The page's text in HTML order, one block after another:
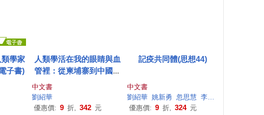
學家
子書)
人類學活在我的眼睛與血
管裡：從柬埔寨到中國，
從「這裡」到「那裡」，
一位人類學者的生命移動
紀事
中文書
劉紹華
優惠價: 9 折, 342 元
記疫共同體(思想44)
中文書
劉紹華 姚新勇 忽思慧 李尚仁
優惠價: 9 折, 324 元